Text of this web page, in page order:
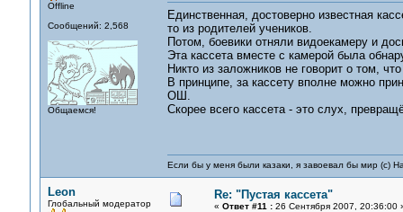
Offline
Сообщений: 2,568
Общаемся!
Единственная, достоверно известная
то из родителей учеников.
Потом, боевики отняли видоекамеру и
Эта кассета вместе с камерой была
Никто из заложников не говорит о том,
В принципе, за кассету вполне можно
ОШ.
Скорее всего кассета - это слух,
Если бы у меня были казаки, я завоевал бы мир (с)
Leon
Глобальный модератор
Re: "Пустая кассета"
« Ответ #11 :26 Сентября 2007, 20:36:00